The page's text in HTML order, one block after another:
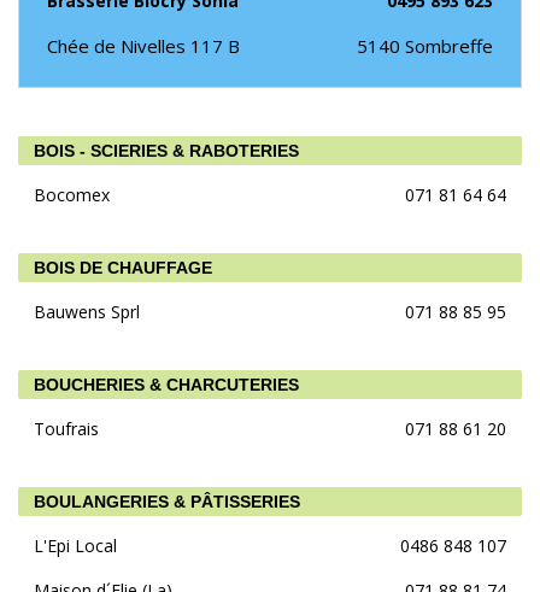
Chée de Nivelles 117 B 5140 Sombreffe
BOIS - SCIERIES & RABOTERIES
Bocomex 071 81 64 64
BOIS DE CHAUFFAGE
Bauwens Sprl 071 88 85 95
BOUCHERIES & CHARCUTERIES
Toufrais 071 88 61 20
BOULANGERIES & PÂTISSERIES
L'Epi Local
0486 848 107